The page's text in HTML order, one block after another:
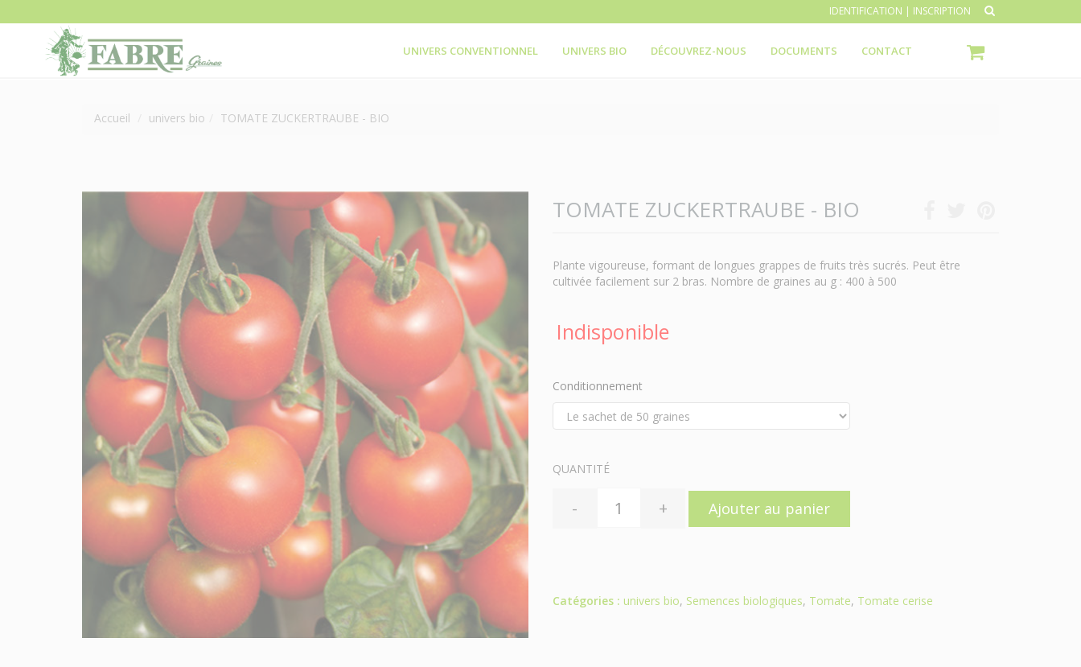
IDENTIFICATION | INSCRIPTION
UNIVERS CONVENTIONNEL UNIVERS BIO DÉCOUVREZ-NOUS DOCUMENTS CONTACT
Accueil univers bio TOMATE ZUCKERTRAUBE - BIO
TOMATE ZUCKERTRAUBE - BIO
Plante vigoureuse, formant de longues grappes de fruits très sucrés. Peut être
cultivée facilement sur 2 bras. Nombre de graines au g : 400 à 500
Indisponible
Conditionnement
QUANTITÉ
- + Ajouter au panier
Catégories : univers bio, Semences biologiques, Tomate, Tomate cerise